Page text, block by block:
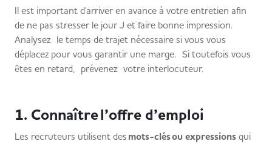
Il est important d'arriver en avance à votre entretien afin
de ne pas stresser le jour J et faire bonne impression.
Analysez le temps de trajet nécessaire si vous vous
déplacez pour vous garantir une marge. Si toutefois vous
êtes en retard, prévenez votre interlocuteur.
1. Connaître l’offre d’emploi
Les recruteurs utilisent des mots-clés ou expressions qui